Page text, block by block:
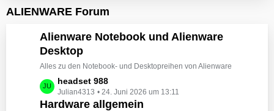
ä
e
e
t
r
ä
g
e
z
e
B
e
i
t
r
ä
ALIENWARE Forum
Alienware Notebook und Alienware
Desktop
Alles zu den Notebook- und Desktopreihen von Alienware
L
e
t
headset 988
Julian4313 24. Juni 2026 um 13:11
Hardware allgemein